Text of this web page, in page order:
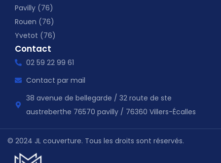
Pavilly (76)
Rouen (76)
Yvetot (76)
Contact
02 59 22 99 61
Contact par mail
38 avenue de bellegarde / 32 route de ste
austreberthe 76570 pavilly / 76360 Villers-Écalles
© 2024 JL couverture. Tous les droits sont réservés.